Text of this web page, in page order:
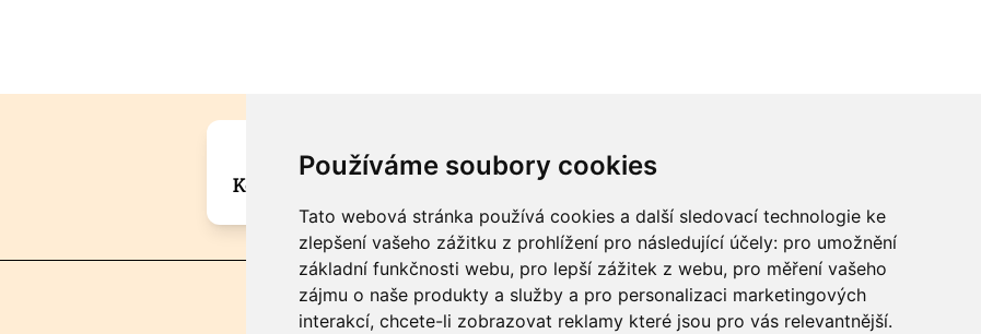
Používáme soubory cookies
Tato webová stránka používá cookies a další sledovací technologie ke
zlepšení vašeho zážitku z prohlížení pro následující účely: pro umožnění
základní funkčnosti webu, pro lepší zážitek z webu, pro měření vašeho
zájmu o naše produkty a služby a pro personalizaci marketingových
interakcí, chcete-li zobrazovat reklamy které jsou pro vás relevantnější.
Máte zajímavou informaci? Chcete spolupracovat?
Kontaktujte šéfredaktora Martina Chalupu: